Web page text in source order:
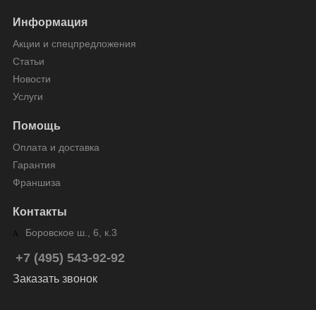
Информация
Акции и спецпредложения
Статьи
Новости
Услуги
Помощь
Оплата и доставка
Гарантия
Франшиза
Контакты
Боровское ш., 6, к.3
+7 (495) 543-92-92
Заказать звонок